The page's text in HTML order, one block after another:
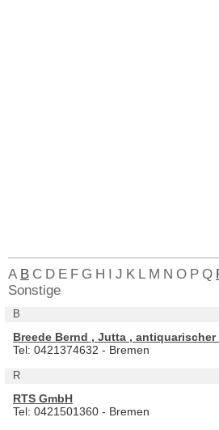
A B C D E F G H I J K L M N O P Q
Sonstige
B
Breede Bernd , Jutta ,
Tel: 0421374632 - Bremen
R
RTS GmbH
Tel: 0421501360 - Bremen